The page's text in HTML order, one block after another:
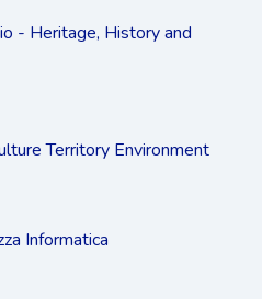
- Heritage, History and
Territory Environment
Informatica